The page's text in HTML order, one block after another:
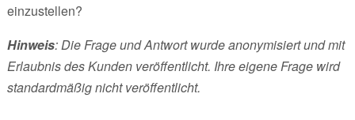
einzustellen?
Hinweis: Die Frage und Antwort wurde anonymisiert und mit
Erlaubnis des Kunden veröffentlicht. Ihre eigene Frage wird
standardmäßig nicht veröffentlicht.